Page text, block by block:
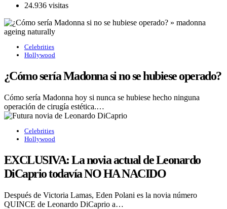
24.936 visitas
Celebrities
Hollywood
¿Cómo sería Madonna si no se hubiese operado?
Cómo sería Madonna hoy si nunca se hubiese hecho ninguna
operación de cirugía estética.…
Celebrities
Hollywood
EXCLUSIVA: La novia actual de Leonardo
DiCaprio todavía NO HA NACIDO
Después de Victoria Lamas, Eden Polani es la novia número
QUINCE de Leonardo DiCaprio a…